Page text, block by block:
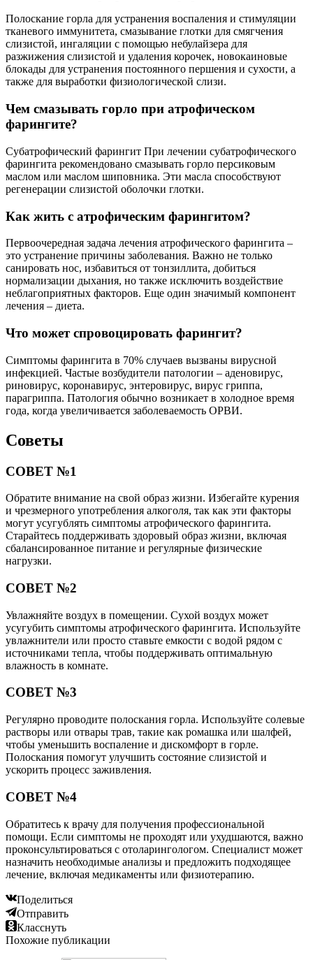
Полоскание горла для устранения воспаления и стимуляции
тканевого иммунитета, смазывание глотки для смягчения
слизистой, ингаляции с помощью небулайзера для
разжижения слизистой и удаления корочек, новокаиновые
блокады для устранения постоянного першения и сухости, а
также для выработки физиологической слизи.
Чем смазывать горло при атрофическом
фарингите?
Субатрофический фарингит При лечении субатрофического
фарингита рекомендовано смазывать горло персиковым
маслом или маслом шиповника. Эти масла способствуют
регенерации слизистой оболочки глотки.
Как жить с атрофическим фарингитом?
Первоочередная задача лечения атрофического фарингита –
это устранение причины заболевания. Важно не только
санировать нос, избавиться от тонзиллита, добиться
нормализации дыхания, но также исключить воздействие
неблагоприятных факторов. Еще один значимый компонент
лечения – диета.
Что может спровоцировать фарингит?
Симптомы фарингита в 70% случаев вызваны вирусной
инфекцией. Частые возбудители патологии – аденовирус,
риновирус, коронавирус, энтеровирус, вирус гриппа,
парагриппа. Патология обычно возникает в холодное время
года, когда увеличивается заболеваемость ОРВИ.
Советы
СОВЕТ №1
Обратите внимание на свой образ жизни. Избегайте курения
и чрезмерного употребления алкоголя, так как эти факторы
могут усугублять симптомы атрофического фарингита.
Старайтесь поддерживать здоровый образ жизни, включая
сбалансированное питание и регулярные физические
нагрузки.
СОВЕТ №2
Увлажняйте воздух в помещении. Сухой воздух может
усугубить симптомы атрофического фарингита. Используйте
увлажнители или просто ставьте емкости с водой рядом с
источниками тепла, чтобы поддерживать оптимальную
влажность в комнате.
СОВЕТ №3
Регулярно проводите полоскания горла. Используйте солевые
растворы или отвары трав, такие как ромашка или шалфей,
чтобы уменьшить воспаление и дискомфорт в горле.
Полоскания помогут улучшить состояние слизистой и
ускорить процесс заживления.
СОВЕТ №4
Обратитесь к врачу для получения профессиональной
помощи. Если симптомы не проходят или ухудшаются, важно
проконсультироваться с отоларингологом. Специалист может
назначить необходимые анализы и предложить подходящее
лечение, включая медикаменты или физиотерапию.
Поделиться
Отправить
Класснуть
Похожие публикации